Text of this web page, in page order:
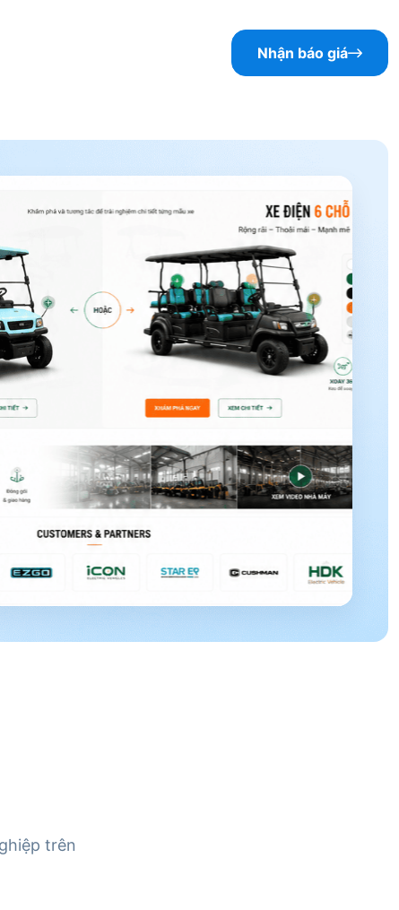
Nhận báo giá
trên